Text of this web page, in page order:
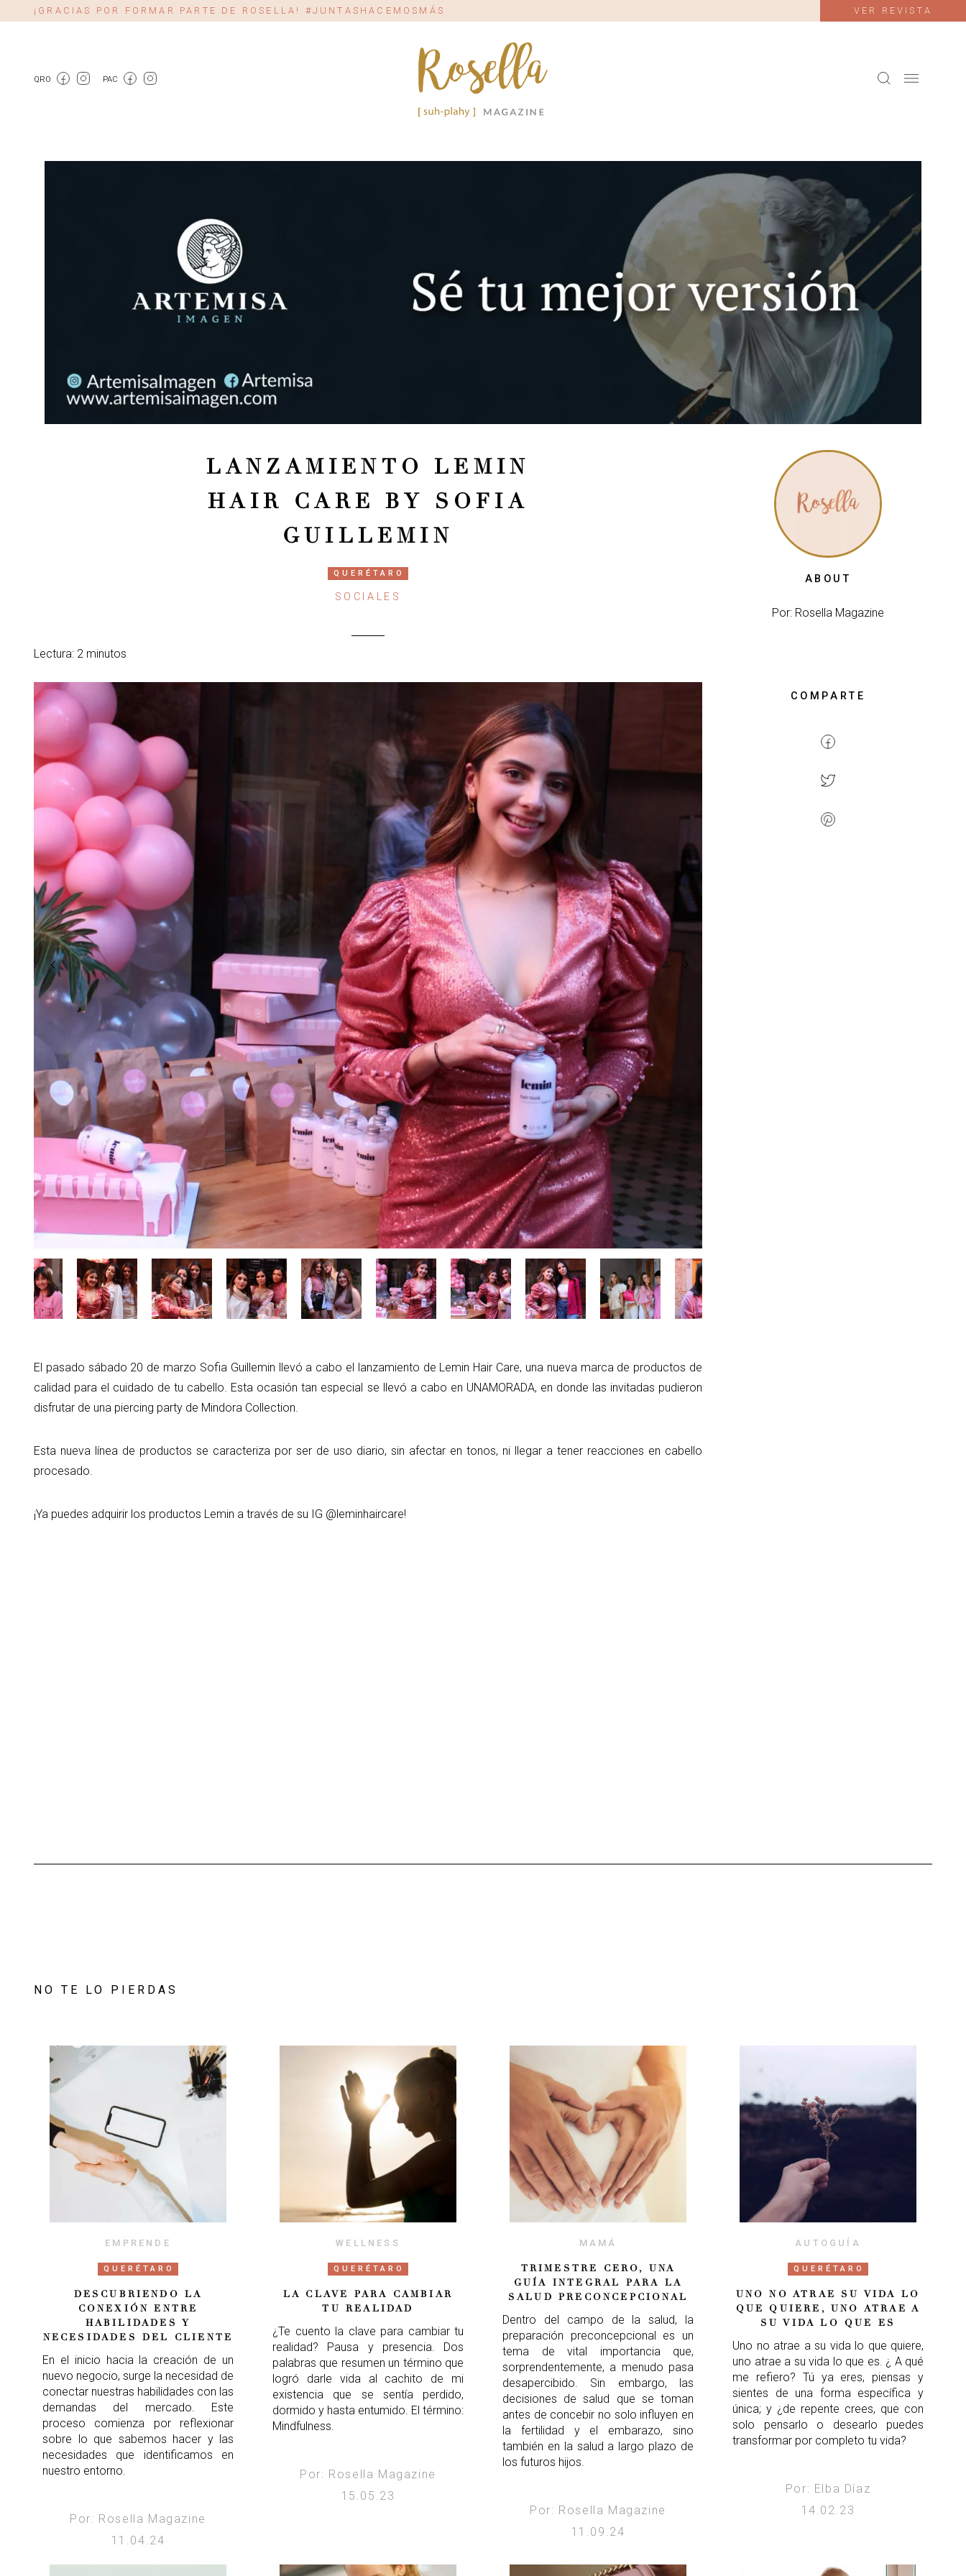
¡GRACIAS POR FORMAR PARTE DE ROSELLA! #JUNTASHACEMOSMÁS VER REVISTA
QRO PAC
LANZAMIENTO LEMIN
HAIR CARE BY SOFIA
GUILLEMIN
QUERÉTARO
SOCIALES
Lectura: 2 minutos
El pasado sábado 20 de marzo Sofia Guillemin llevó a cabo el lanzamiento de Lemin Hair Care, una nueva marca de productos de
calidad para el cuidado de tu cabello. Esta ocasión tan especial se llevó a cabo en UNAMORADA, en donde las invitadas pudieron
disfrutar de una piercing party de Mindora Collection.
Esta nueva línea de productos se caracteriza por ser de uso diario, sin afectar en tonos, ni llegar a tener reacciones en cabello
procesado.
¡Ya puedes adquirir los productos Lemin a través de su IG @leminhaircare!
ABOUT
Por: Rosella Magazine
COMPARTE
NO TE LO PIERDAS
EMPRENDE
QUERÉTARO
DESCUBRIENDO LA
CONEXIÓN ENTRE
HABILIDADES Y
NECESIDADES DEL CLIENTE
En el inicio hacia la creación de un
nuevo negocio, surge la necesidad de
conectar nuestras habilidades con las
demandas del mercado. Este
proceso comienza por reflexionar
sobre lo que sabemos hacer y las
necesidades que identificamos en
nuestro entorno.
Por: Rosella Magazine
11.04.24
WELLNESS
QUERÉTARO
LA CLAVE PARA CAMBIAR
TU REALIDAD
¿Te cuento la clave para cambiar tu
realidad? Pausa y presencia. Dos
palabras que resumen un término que
logró darle vida al cachito de mi
existencia que se sentía perdido,
dormido y hasta entumido. El término:
Mindfulness.
Por: Rosella Magazine
15.05.23
MAMÁ
TRIMESTRE CERO, UNA
GUÍA INTEGRAL PARA LA
SALUD PRECONCEPCIONAL
Dentro del campo de la salud, la
preparación preconcepcional es un
tema de vital importancia que,
sorprendentemente, a menudo pasa
desapercibido. Sin embargo, las
decisiones de salud que se toman
antes de concebir no solo influyen en
la fertilidad y el embarazo, sino
también en la salud a largo plazo de
los futuros hijos.
Por: Rosella Magazine
11.09.24
AUTOGUÍA
QUERÉTARO
UNO NO ATRAE SU VIDA LO
QUE QUIERE, UNO ATRAE A
SU VIDA LO QUE ES
Uno no atrae a su vida lo que quiere,
uno atrae a su vida lo que es. ¿ A qué
me refiero? Tú ya eres, piensas y
sientes de una forma específica y
única; y ¿de repente crees, que con
solo pensarlo o desearlo puedes
transformar por completo tu vida?
Por: Elba Díaz
14.02.23